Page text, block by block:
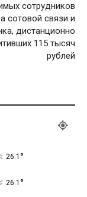
сотрудников
сотовой связи и
дистанционно
115 тысяч
рублей
26.1 °
26.1 °